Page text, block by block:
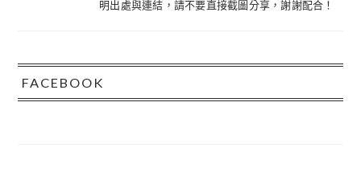
明出處與連結，請不要直接截圖分享，謝謝配合！
FACEBOOK